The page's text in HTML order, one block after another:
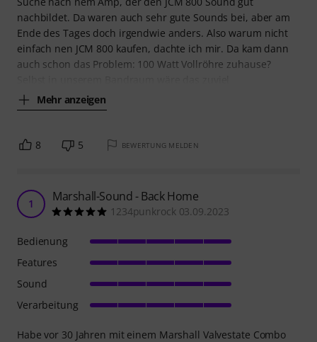
nachbildet. Da waren auch sehr gute Sounds bei, aber am
Ende des Tages doch irgendwie anders. Also warum nicht
einfach nen JCM 800 kaufen, dachte ich mir. Da kam dann
auch schon das Problem: 100 Watt Vollröhre zuhause?
Mehr anzeigen
8 5 BEWERTUNG MELDEN
1 Marshall-Sound - Back Home
1234punkrock 03.09.2023
Habe vor 30 Jahren mit einem Marshall Valvestate Combo
Bedienung
Features
Sound
Verarbeitung